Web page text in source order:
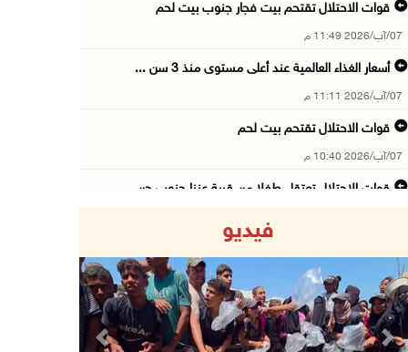
قوات الاحتلال تقتحم بيت فجار جنوب بيت لحم
07/آب/2026 11:49 م
أسعار الغذاء العالمية عند أعلى مستوى منذ 3 سن ...
07/آب/2026 11:11 م
قوات الاحتلال تقتحم بيت لحم
07/آب/2026 10:40 م
قوات الاحتلال تعتقل طفلا من قرية عنزا جنوب جن ...
07/آب/2026 10:15 م
الاحتلال يعيق تنقل المواطنين ويقتحم بلدات شرق ...
07/آب/2026 08:52 م
فيديو
Previous Next